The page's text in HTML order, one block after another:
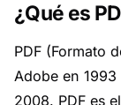
¿Qué es
PDF (Formato
Adobe en
2008. PDF es